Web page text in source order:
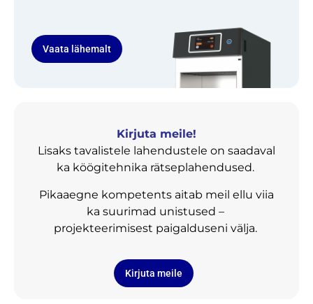
Vaata lähemalt
Kirjuta meile!
Lisaks tavalistele lahendustele on saadaval
ka köögitehnika rätseplahendused.
Pikaaegne kompetents aitab meil ellu viia
ka suurimad unistused –
projekteerimisest paigalduseni välja.
Kirjuta meile